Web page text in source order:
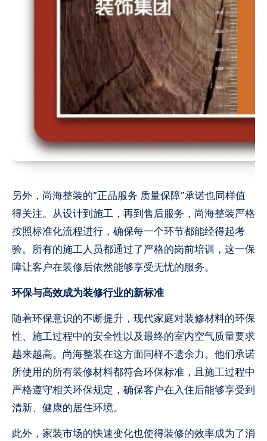
另外，尚海整装的“正品服务 质量保障”承诺也同样值
得关注。从设计到施工，再到售后服务，尚海整装严格
按照标准化流程进行，确保每一个环节都能经得起考
验。所有的施工人员都通过了严格的岗前培训，这一保
障让客户在装修后依然能够享受无忧的服务。
环保与高效成为装修行业的新标准
随着环保意识的不断提升，现代家庭对装修材料的环保
性、施工过程中的安全性以及最终的室内空气质量要求
越来越高。尚海整装在这方面同样不遗余力。他们承诺
所使用的所有装修材料都符合环保标准，且施工过程中
严格遵守相关环保规定，确保客户在入住后能够享受到
清新、健康的居住环境。
此外，家装市场的快速变化也使得装修的效率成为了消